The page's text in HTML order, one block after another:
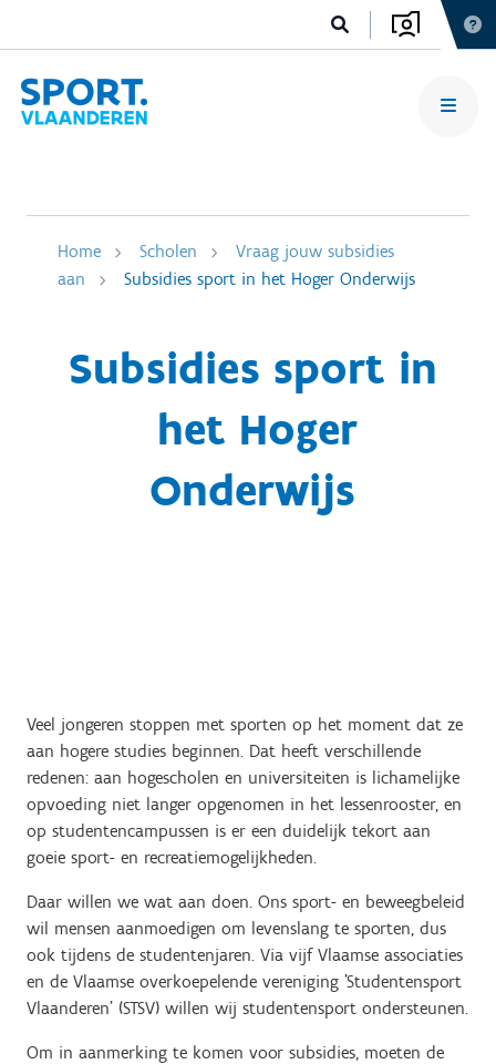
Home Scholen
Vraag jouw subsidies
aan
Subsidies sport in het Hoger Onderwijs
Subsidies sport in
het Hoger
Onderwijs
Veel jongeren stoppen met sporten op het moment dat ze
aan hogere studies beginnen. Dat heeft verschillende
redenen: aan hogescholen en universiteiten is lichamelijke
opvoeding niet langer opgenomen in het lessenrooster, en
op studentencampussen is er een duidelijk tekort aan
goeie sport- en recreatiemogelijkheden.
Daar willen we wat aan doen. Ons sport- en beweegbeleid
wil mensen aanmoedigen om levenslang te sporten, dus
ook tijdens de studentenjaren. Via vijf Vlaamse associaties
en de Vlaamse overkoepelende vereniging 'Studentensport
Vlaanderen' (STSV) willen wij studentensport ondersteunen.
Om in aanmerking te komen voor subsidies, moeten de